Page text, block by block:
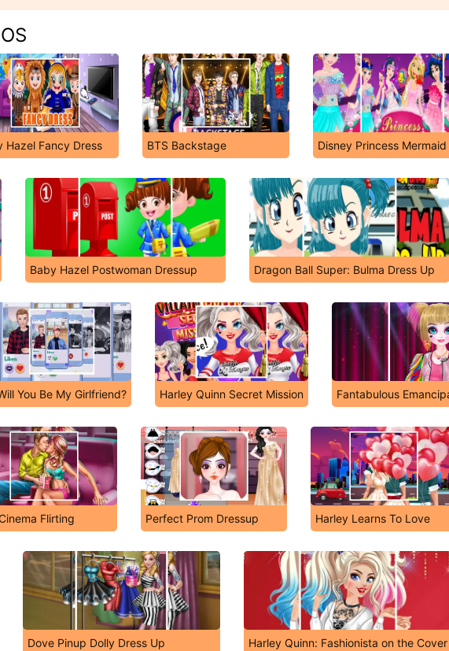
Hazel Fancy Dress BTS Backstage Disney Princess
Baby Hazel Postwoman Dressup Dragon Ball Super: Bulma Dress Up
You Be My Girlfriend? Harley Quinn Secret Mission Fantabulous
Flirting Perfect Prom Dressup Harley Learns To Love
Dove Pinup Dolly Dress Up Harley Quinn: Fashionista on the Cover